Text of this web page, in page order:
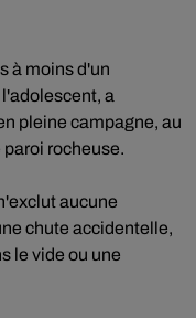
à moins d'un
a
pleine campagne, au
rocheuse.
aucune
chute accidentelle,
le vide ou une